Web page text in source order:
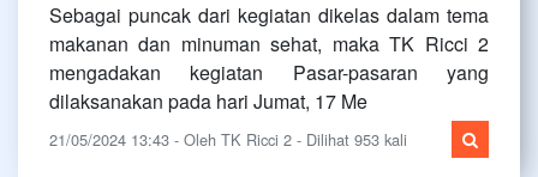
Sebagai puncak dari kegiatan dikelas dalam tema
makanan dan minuman sehat, maka TK Ricci 2
mengadakan kegiatan Pasar-pasaran yang
dilaksanakan pada hari Jumat, 17 Me
21/05/2024 13:43 - Oleh TK Ricci 2 - Dilihat 953 kali